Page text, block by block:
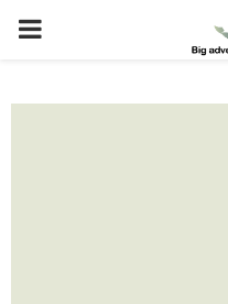
PRIMARY